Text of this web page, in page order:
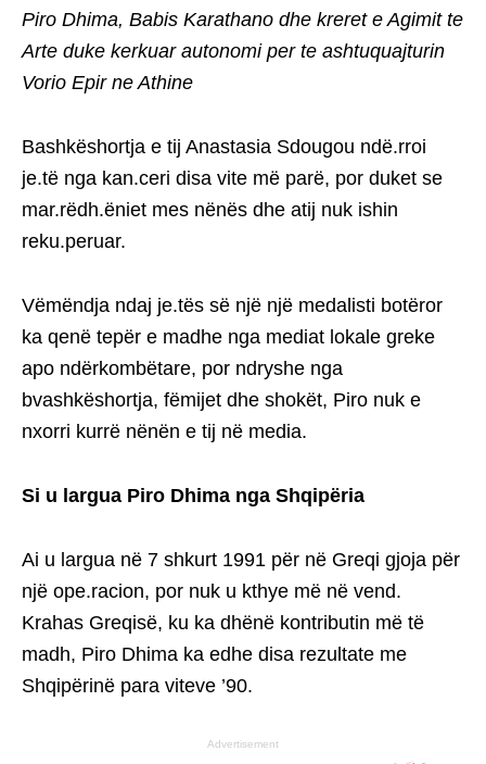
Piro Dhima, Babis Karathano dhe kreret e Agimit te
Arte duke kerkuar autonomi per te ashtuquajturin
Vorio Epir ne Athine
Bashkëshortja e tij Anastasia Sdougou ndë.rroi
je.të nga kan.ceri disa vite më parë, por duket se
mar.rëdh.ëniet mes nënës dhe atij nuk ishin
reku.peruar.
Vëmëndja ndaj je.tës së një një medalisti botëror
ka qenë tepër e madhe nga mediat lokale greke
apo ndërkombëtare, por ndryshe nga
bvashkëshortja, fëmijet dhe shokët, Piro nuk e
nxorri kurrë nënën e tij në media.
Si u largua Piro Dhima nga Shqipëria
Ai u largua në 7 shkurt 1991 për në Greqi gjoja për
një ope.racion, por nuk u kthye më në vend.
Krahas Greqisë, ku ka dhënë kontributin më të
madh, Piro Dhima ka edhe disa rezultate me
Shqipërinë para viteve ’90.
Advertisement